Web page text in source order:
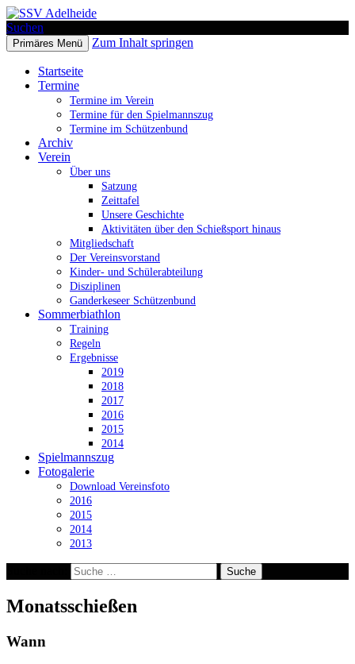
SSV Adelheide
Suchen
Primäres Menü Zum Inhalt springen
Startseite
Termine
Termine im Verein
Termine für den Spielmannszug
Termine im Schützenbund
Archiv
Verein
Über uns
Satzung
Zeittafel
Unsere Geschichte
Aktivitäten über den Schießsport hinaus
Mitgliedschaft
Der Vereinsvorstand
Kinder- und Schülerabteilung
Disziplinen
Ganderkeseer Schützenbund
Sommerbiathlon
Training
Regeln
Ergebnisse
2019
2018
2017
2016
2015
2014
Spielmannszug
Fotogalerie
Download Vereinsfoto
2016
2015
2014
2013
Monatsschießen
Wann